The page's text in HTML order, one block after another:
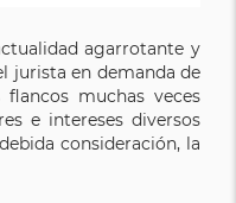
agarrotante y
jurista en demanda de
muchas veces
e intereses diversos
consideración, la